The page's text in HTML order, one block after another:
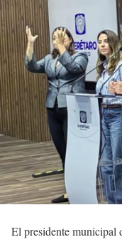
El presidente municipal